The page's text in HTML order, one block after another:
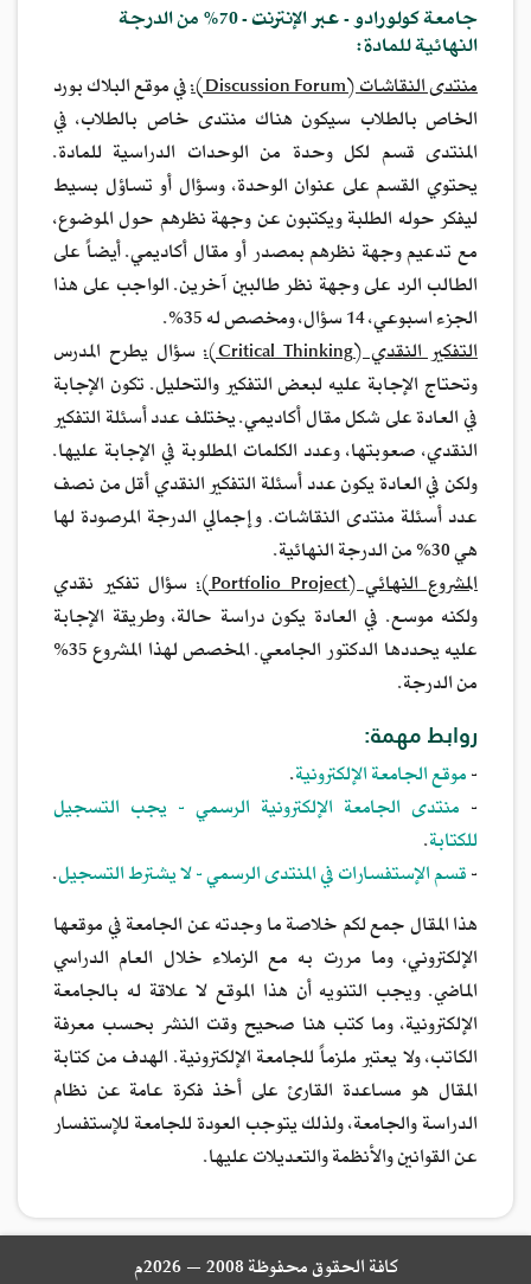
جامعة كولورادو - عبر الإنترنت - 70% من الدرجة
النهائية للمادة:
منتدى النقاشات (Discussion Forum): في موقع البلاك بورد
الخاص بالطلاب سيكون هناك منتدى خاص بالطلاب، في
المنتدى قسم لكل وحدة من الوحدات الدراسية للمادة.
يحتوي القسم على عنوان الوحدة، وسؤال أو تساؤل بسيط
ليفكر حوله الطلبة ويكتبون عن وجهة نظرهم حول الموضوع،
مع تدعيم وجهة نظرهم بمصدر أو مقال أكاديمي. أيضاً على
الطالب الرد على وجهة نظر طالبين آخرين. الواجب على هذا
الجزء اسبوعي، 14 سؤال، ومخصص له 35%.
التفكير النقدي (Critical Thinking): سؤال يطرح المدرس
وتحتاج الإجابة عليه لبعض التفكير والتحليل. تكون الإجابة
في العادة على شكل مقال أكاديمي. يختلف عدد أسئلة التفكير
النقدي، صعوبتها، وعدد الكلمات المطلوبة في الإجابة عليها.
ولكن في العادة يكون عدد أسئلة التفكير النقدي أقل من نصف
عدد أسئلة منتدى النقاشات. وإجمالي الدرجة المرصودة لها
هي 30% من الدرجة النهائية.
المشروع النهائي (Portfolio Project): سؤال تفكير نقدي
ولكنه موسع. في العادة يكون دراسة حالة، وطريقة الإجابة
عليه يحددها الدكتور الجامعي. المخصص لهذا المشروع 35%
من الدرجة.
روابط مهمة:
-موقع الجامعة الإلكترونية.
- منتدى الجامعة الإلكترونية الرسمي - يجب التسجيل
للكتابة.
-قسم الإستفسارات في المنتدى الرسمي - لا يشترط التسجيل.
هذا المقال جمع لكم خلاصة ما وجدته عن الجامعة في موقعها
الإلكتروني، وما مررت به مع الزملاء خلال العام الدراسي
الماضي. ويجب التنويه أن هذا الموقع لا علاقة له بالجامعة
الإلكترونية، وما كتب هنا صحيح وقت النشر بحسب معرفة
الكاتب، ولا يعتبر ملزماً للجامعة الإلكترونية. الهدف من كتابة
المقال هو مساعدة القارئ على أخذ فكرة عامة عن نظام
الدراسة والجامعة، ولذلك يتوجب العودة للجامعة للإستفسار
عن القوانين والأنظمة والتعديلات عليها.
كافة الحقوق محفوظة 2008 — 2026م